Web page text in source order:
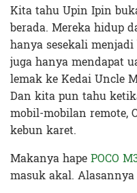
Kita tahu Upin Ipin
berada. Mereka hidup
hanya sesekali
juga hanya mendapat
lemak ke Kedai Uncle
Dan kita pun tahu
mobil-mobilan remote,
kebun karet.
Makanya hapePOCO
masuk akal. Alasannya